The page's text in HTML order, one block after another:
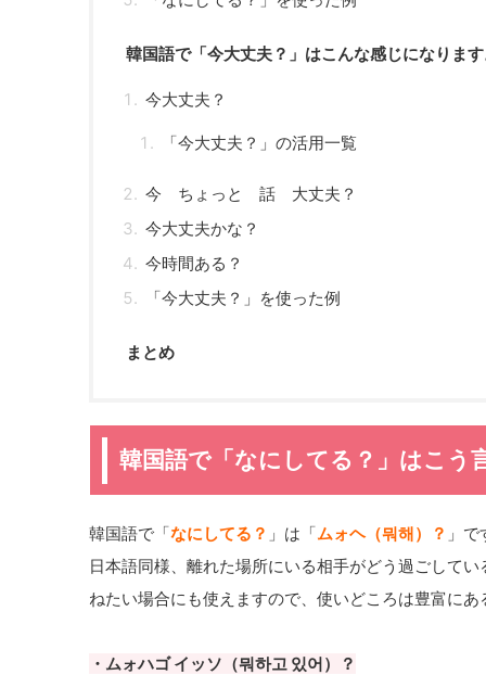
韓国語で「今大丈夫？」はこんな感じになります
今大丈夫？
「今大丈夫？」の活用一覧
今 ちょっと 話 大丈夫？
今大丈夫かな？
今時間ある？
「今大丈夫？」を使った例
まとめ
韓国語で「なにしてる？」はこう
韓国語で「なにしてる？ 」は「ムォヘ（뭐해）？ 」で
日本語同様、離れた場所にいる相手がどう過ごして
ねたい場合にも使えますので、使いどころは豊富にあ
・ムォハゴ イッソ（뭐하고 있어）？